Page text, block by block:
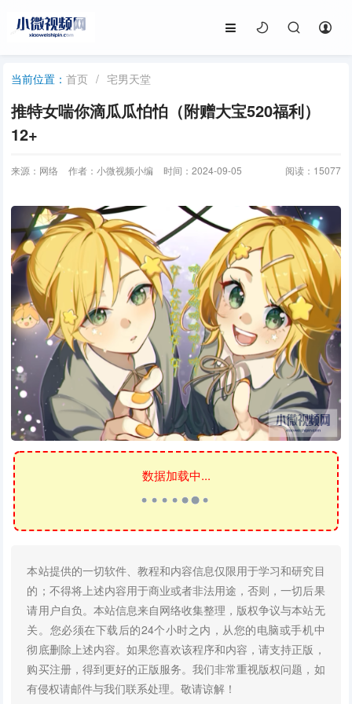
当前位置：首页 / 宅男天堂
推特女喘你滴瓜瓜怕怕（附赠大宝520福利）
12+
来源：网络 作者：小微视频小编 时间：2024-09-05 阅读： 15077
数据加载中...
本站提供的一切软件、教程和内容信息仅限用于学习和研究目
的；不得将上述内容用于商业或者非法用途，否则，一切后果
请用户自负。本站信息来自网络收集整理，版权争议与本站无
关。您必须在下载后的24个小时之内，从您的电脑或手机中
彻底删除上述内容。如果您喜欢该程序和内容，请支持正版，
购买注册，得到更好的正版服务。我们非常重视版权问题，如
有侵权请邮件与我们联系处理。敬请谅解！